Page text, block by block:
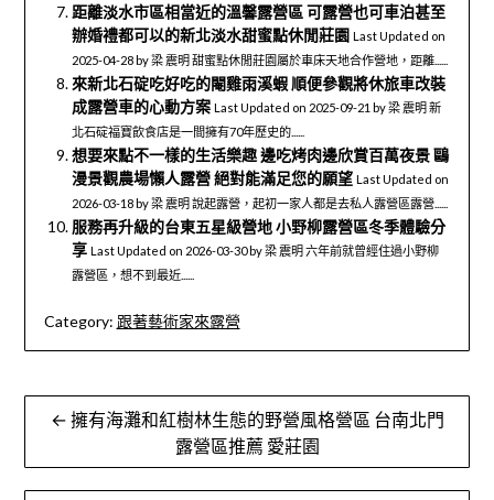
距離淡水市區相當近的溫馨露營區 可露營也可車泊甚至
辦婚禮都可以的新北淡水甜蜜點休閒莊園 Last Updated on
2025-04-28 by 梁 震明 甜蜜點休閒莊園屬於車床天地合作營地，距離......
來新北石碇吃好吃的閹雞雨溪蝦 順便參觀將休旅車改裝
成露營車的心動方案 Last Updated on 2025-09-21 by 梁 震明 新
北石碇福寶飲食店是一間擁有70年歷史的......
想要來點不一樣的生活樂趣 邊吃烤肉邊欣賞百萬夜景 鷗
漫景觀農場懶人露營 絕對能滿足您的願望 Last Updated on
2026-03-18 by 梁 震明 說起露營，起初一家人都是去私人露營區露營......
服務再升級的台東五星級營地 小野柳露營區冬季體驗分
享 Last Updated on 2026-03-30 by 梁 震明 六年前就曾經住過小野柳
露營區，想不到最近......
Category: 跟著藝術家來露營
文
導
← 擁有海灘和紅樹林生態的野營風格營區 台南北門
露營區推薦 愛莊園